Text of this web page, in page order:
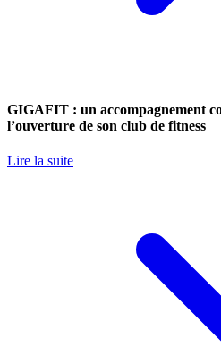
GIGAFIT : un accompagnement
l’ouverture de son club de fitness
Lire la suite